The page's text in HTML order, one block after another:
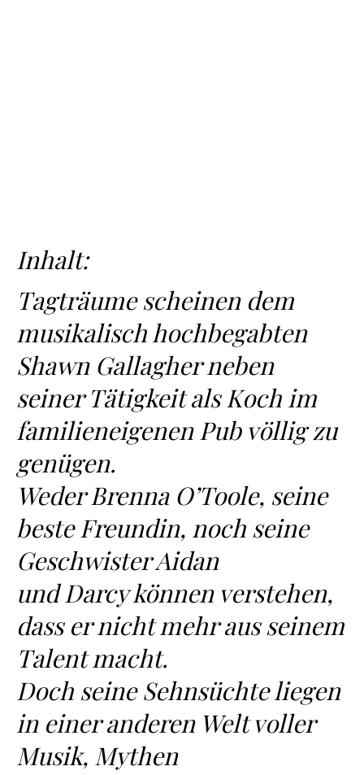
Inhalt:
Tagträume scheinen dem
musikalisch hochbegabten
Shawn Gallagher neben
seiner Tätigkeit als Koch im
familieneigenen Pub völlig zu
genügen.
Weder Brenna O’Toole, seine
beste Freundin, noch seine
Geschwister Aidan
und Darcy können verstehen,
dass er nicht mehr aus seinem
Talent macht.
Doch seine Sehnsüchte liegen
in einer anderen Welt voller
Musik, Mythen